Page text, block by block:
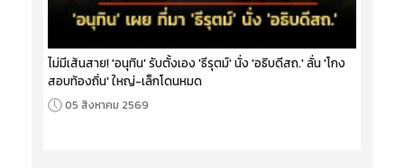
ไม่มีเส้นสาย! 'อนุทิน' รับตั้งเอง 'ธีรุตม์' นั่ง 'อธิบดีสถ.' ลั่น 'โกง
สอบท้องถิ่น' ใหญ่-เล็กโดนหมด
05 สิงหาคม 2569